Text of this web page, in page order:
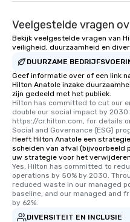
Veelgestelde vragen
Bekijk veelgestelde vragen van
veiligheid, duurzaamheid en
DUURZAME
Geef informatie over of een link
Hilton Anatole inzake
zijn gedeeld met het publiek.
Hilton has committed to cut our
double our social impact by
https://cr.hilton.com, for details
Social and Governance (ESG)
Heeft Hilton Anatole een
scheiden van afval (bijvoorbeeld
uw strategie voor het
Yes, Hilton has committed to
operations by 50% by 2030.
reduced waste in our managed
baseline, and our managed and
by 62%.
DIVERSITEIT EN INCLUSIE